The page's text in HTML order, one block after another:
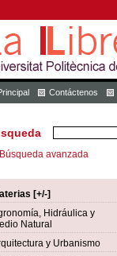
Contáctenos
avanzada
[+/-]
Hidráulica y
Natural
y Urbanismo